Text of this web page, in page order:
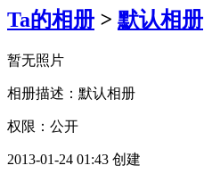
Ta的相册 > 默认相册
暂无照片
相册描述：默认相册
权限：公开
2013-01-24 01:43 创建